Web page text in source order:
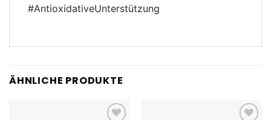
#AntioxidativeUnterstützung
ÄHNLICHE PRODUKTE